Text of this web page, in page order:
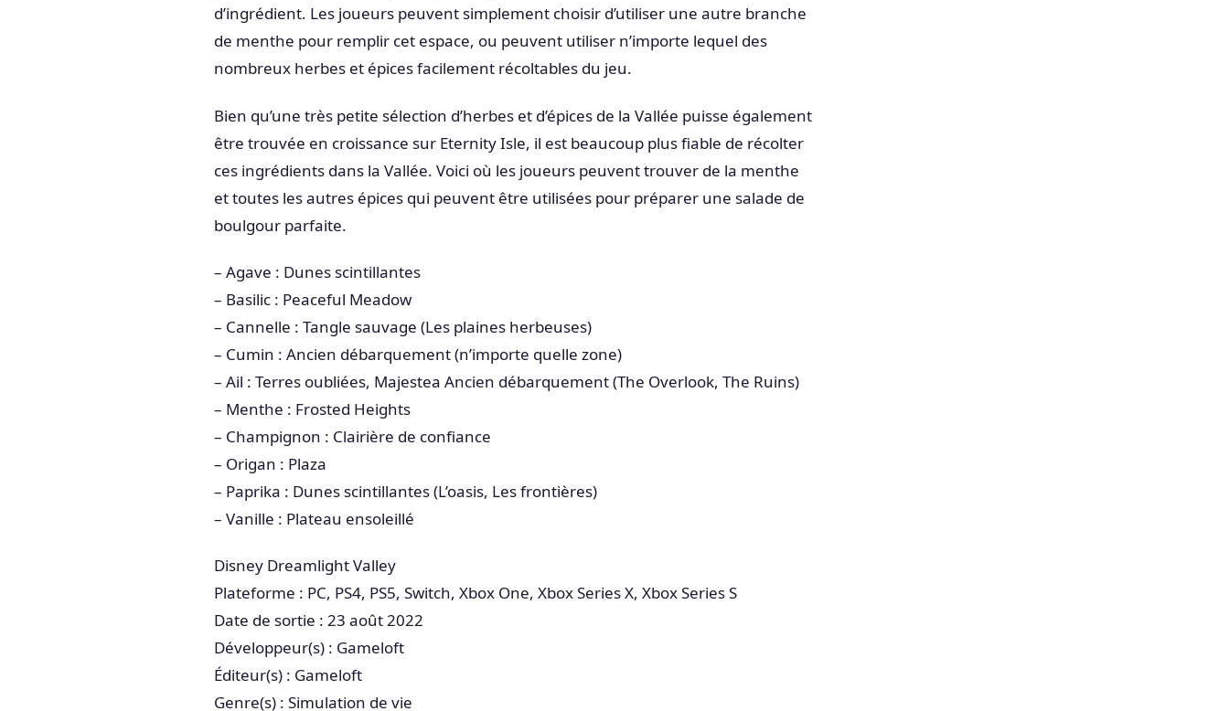
d’ingrédient. Les joueurs peuvent simplement choisir d’utiliser une autre branche
de menthe pour remplir cet espace, ou peuvent utiliser n’importe lequel des
nombreux herbes et épices facilement récoltables du jeu.
Bien qu’une très petite sélection d’herbes et d’épices de la Vallée puisse également
être trouvée en croissance sur Eternity Isle, il est beaucoup plus fiable de récolter
ces ingrédients dans la Vallée. Voici où les joueurs peuvent trouver de la menthe
et toutes les autres épices qui peuvent être utilisées pour préparer une salade de
boulgour parfaite.
– Agave : Dunes scintillantes
– Basilic : Peaceful Meadow
– Cannelle : Tangle sauvage (Les plaines herbeuses)
– Cumin : Ancien débarquement (n’importe quelle zone)
– Ail : Terres oubliées, Majestea Ancien débarquement (The Overlook, The Ruins)
– Menthe : Frosted Heights
– Champignon : Clairière de confiance
– Origan : Plaza
– Paprika : Dunes scintillantes (L’oasis, Les frontières)
– Vanille : Plateau ensoleillé
Disney Dreamlight Valley
Plateforme : PC, PS4, PS5, Switch, Xbox One, Xbox Series X, Xbox Series S
Date de sortie : 23 août 2022
Développeur(s) : Gameloft
Éditeur(s) : Gameloft
Genre(s) : Simulation de vie